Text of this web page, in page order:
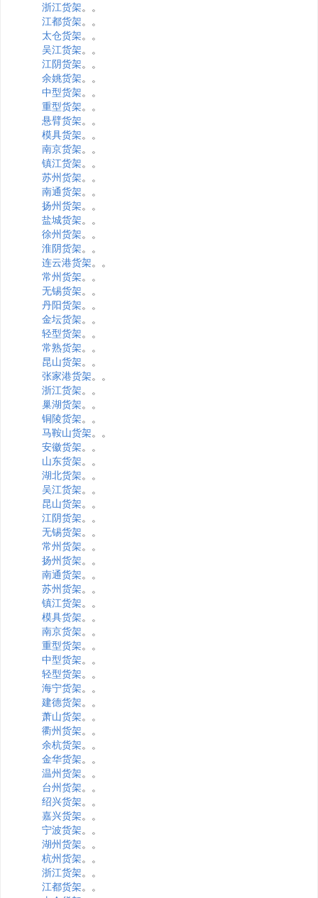
浙江货架。。
江都货架。。
太仓货架。。
吴江货架。。
江阴货架。。
余姚货架。。
中型货架。。
重型货架。。
悬臂货架。。
模具货架。。
南京货架。。
镇江货架。。
苏州货架。。
南通货架。。
扬州货架。。
盐城货架。。
徐州货架。。
淮阴货架。。
连云港货架。。
常州货架。。
无锡货架。。
丹阳货架。。
金坛货架。。
轻型货架。。
常熟货架。。
昆山货架。。
张家港货架。。
浙江货架。。
巢湖货架。。
铜陵货架。。
马鞍山货架。。
安徽货架。。
山东货架。。
湖北货架。。
吴江货架。。
昆山货架。。
江阴货架。。
无锡货架。。
常州货架。。
扬州货架。。
南通货架。。
苏州货架。。
镇江货架。。
模具货架。。
南京货架。。
重型货架。。
中型货架。。
轻型货架。。
海宁货架。。
建德货架。。
萧山货架。。
衢州货架。。
余杭货架。。
金华货架。。
温州货架。。
台州货架。。
绍兴货架。。
嘉兴货架。。
宁波货架。。
湖州货架。。
杭州货架。。
浙江货架。。
江都货架。。